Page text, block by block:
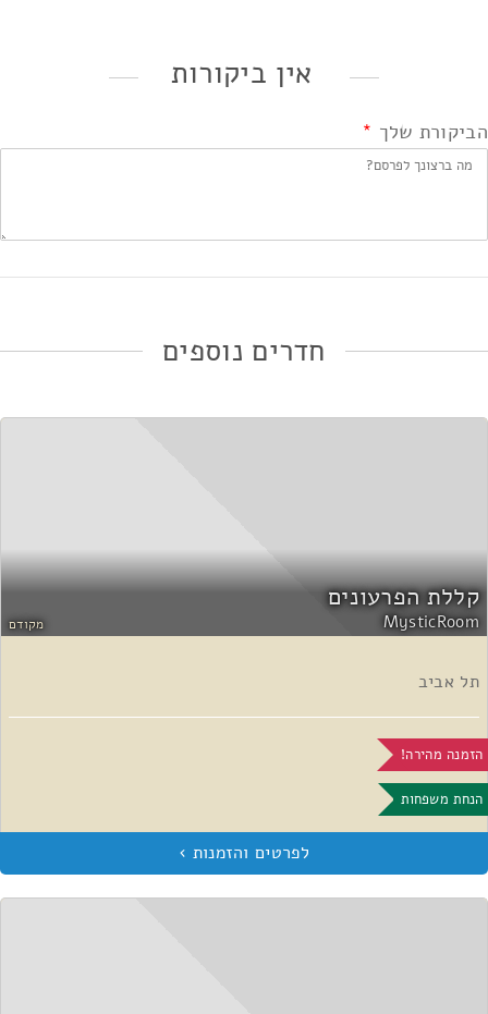
אין ביקורות
הביקורת שלך *
חדרים נוספים
קללת הפרעונים
MysticRoom מקודם
תל אביב
הזמנה מהירה!
הנחת משפחות